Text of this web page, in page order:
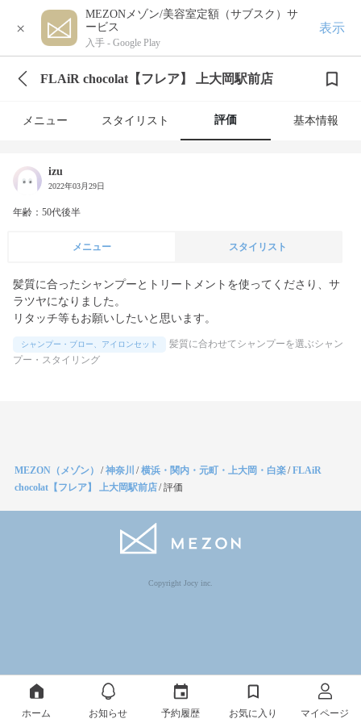
×
MEZONメゾン/美容室定額（サブスク）サ
ービス
入手 - Google Play
表示
FLAiR chocolat【フレア】 上大岡駅前店
メニュー スタイリスト 評価 基本情報
izu
2022年03月29日
年齢：50代後半
メニュー スタイリスト
髪質に合ったシャンプーとトリートメントを使ってくださり、サ
ラツヤになりました。
リタッチ等もお願いしたいと思います。
シャンプー・ブロー、アイロンセット
髪質に合わせてシャンプーを選ぶシャン
プー・スタイリング
MEZON（メゾン） /神奈川 /横浜・関内・元町・上大岡・白楽/FLAiR
chocolat【フレア】 上大岡駅前店/評価
Copyright Jocy inc.
ホーム お知らせ 予約履歴 お気に入り マイページ